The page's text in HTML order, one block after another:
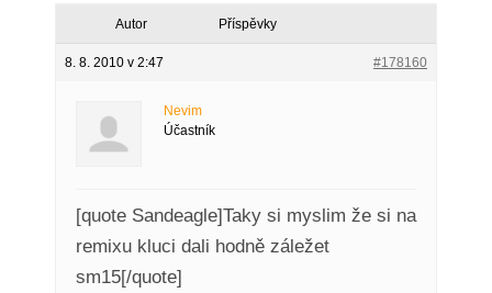
Autor Příspěvky
8. 8. 2010 v 2:47 #178160
Nevim
Účastník
[quote Sandeagle]Taky si myslim že si na
remixu kluci dali hodně záležet
sm15[/quote]